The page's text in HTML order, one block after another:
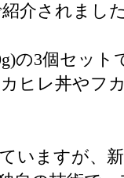
介されました
の3個セット
ヒレ丼やフ
ますが、